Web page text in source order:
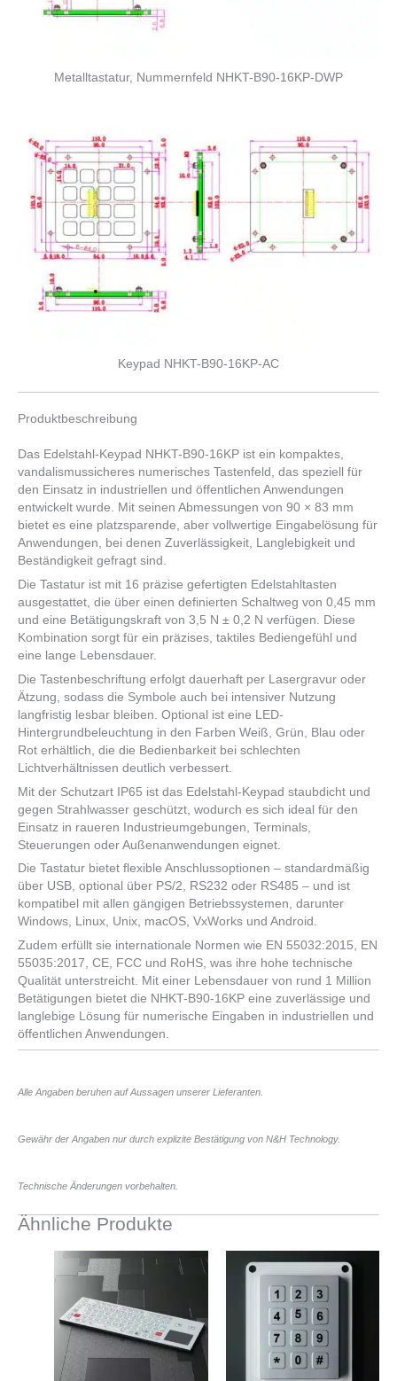
Metalltastatur, Nummernfeld NHKT-B90-16KP-DWP
Keypad NHKT-B90-16KP-AC
Produktbeschreibung
Das Edelstahl-Keypad NHKT-B90-16KP ist ein kompaktes,
vandalismussicheres numerisches Tastenfeld, das speziell für
den Einsatz in industriellen und öffentlichen Anwendungen
entwickelt wurde. Mit seinen Abmessungen von 90 × 83 mm
bietet es eine platzsparende, aber vollwertige Eingabelösung für
Anwendungen, bei denen Zuverlässigkeit, Langlebigkeit und
Beständigkeit gefragt sind.
Die Tastatur ist mit 16 präzise gefertigten Edelstahltasten
ausgestattet, die über einen definierten Schaltweg von 0,45 mm
und eine Betätigungskraft von 3,5 N ± 0,2 N verfügen. Diese
Kombination sorgt für ein präzises, taktiles Bediengefühl und
eine lange Lebensdauer.
Die Tastenbeschriftung erfolgt dauerhaft per Lasergravur oder
Ätzung, sodass die Symbole auch bei intensiver Nutzung
langfristig lesbar bleiben. Optional ist eine LED-
Hintergrundbeleuchtung in den Farben Weiß, Grün, Blau oder
Rot erhältlich, die die Bedienbarkeit bei schlechten
Lichtverhältnissen deutlich verbessert.
Mit der Schutzart IP65 ist das Edelstahl-Keypad staubdicht und
gegen Strahlwasser geschützt, wodurch es sich ideal für den
Einsatz in raueren Industrieumgebungen, Terminals,
Steuerungen oder Außenanwendungen eignet.
Die Tastatur bietet flexible Anschlussoptionen – standardmäßig
über USB, optional über PS/2, RS232 oder RS485 – und ist
kompatibel mit allen gängigen Betriebssystemen, darunter
Windows, Linux, Unix, macOS, VxWorks und Android.
Zudem erfüllt sie internationale Normen wie EN 55032:2015, EN
55035:2017, CE, FCC und RoHS, was ihre hohe technische
Qualität unterstreicht. Mit einer Lebensdauer von rund 1 Million
Betätigungen bietet die NHKT-B90-16KP eine zuverlässige und
langlebige Lösung für numerische Eingaben in industriellen und
öffentlichen Anwendungen.
Alle Angaben beruhen auf Aussagen unserer Lieferanten.
Gewähr der Angaben nur durch explizite Bestätigung von N&H Technology.
Technische Änderungen vorbehalten.
Ähnliche Produkte